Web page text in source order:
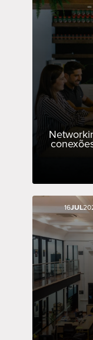
16JUL
16JUL